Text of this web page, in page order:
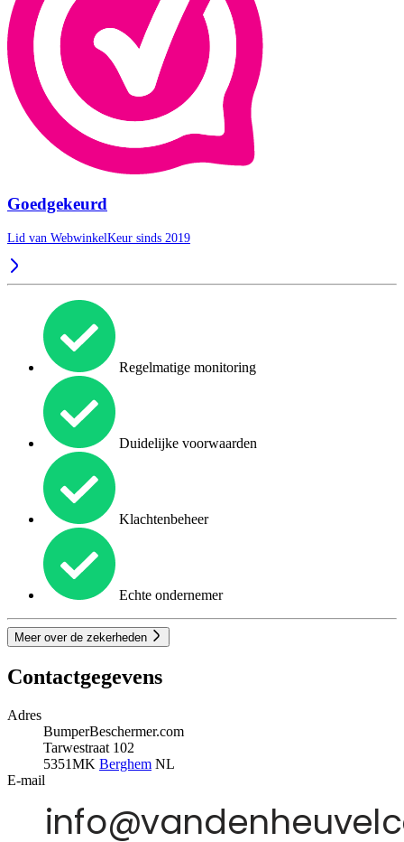
Goedgekeurd
Lid van WebwinkelKeur sinds 2019
Regelmatige monitoring
Duidelijke voorwaarden
Klachtenbeheer
Echte ondernemer
Meer over de zekerheden
Contactgegevens
Adres
BumperBeschermer.com
Tarwestraat 102
5351MK Berghem NL
E-mail